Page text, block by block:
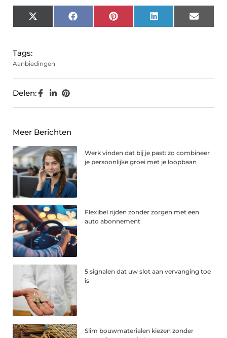
X
(Twitter)
FacebookPinterest LinkedIn Email
Tags:
Aanbiedingen
Delen:
Meer Berichten
Werk vinden dat bij je past: zo combineer
je persoonlijke groei met je loopbaan
Flexibel rijden zonder zorgen met een
auto abonnement
5 signalen dat uw slot aan vervanging toe
is
Slim bouwmaterialen kiezen zonder